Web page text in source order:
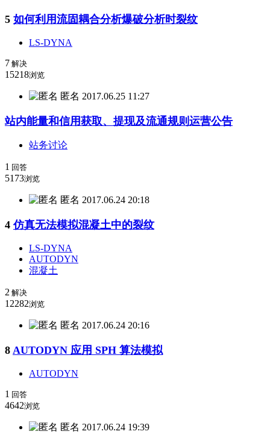
5 如何利用流固耦合分析爆破分析时裂纹
LS-DYNA
7 解决
15218浏览
匿名 2017.06.25 11:27
站内能量和信用获取、提现及流通规则运营公告
站务讨论
1 回答
5173浏览
匿名 2017.06.24 20:18
4 仿真无法模拟混凝土中的裂纹
LS-DYNA
AUTODYN
混凝土
2 解决
12282浏览
匿名 2017.06.24 20:16
8 AUTODYN 应用 SPH 算法模拟
AUTODYN
1 回答
4642浏览
匿名 2017.06.24 19:39